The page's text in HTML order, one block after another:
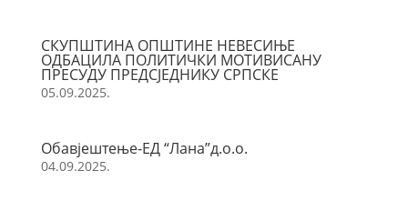
СКУПШТИНА ОПШТИНЕ НЕВЕСИЊЕ
ОДБАЦИЛА ПОЛИТИЧКИ МОТИВИСАНУ
ПРЕСУДУ ПРЕДСЈЕДНИКУ СРПСКЕ
05.09.2025.
Обавјештење-ЕД “Лана”д.о.о.
04.09.2025.